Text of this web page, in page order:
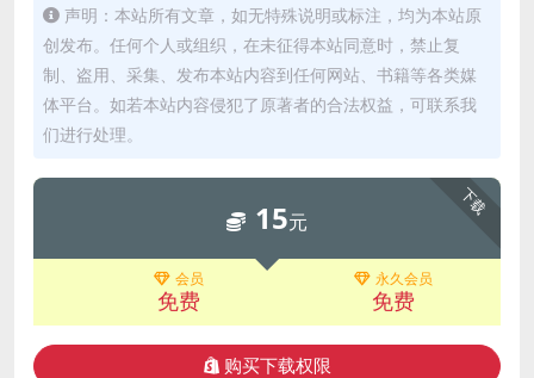
声明：本站所有文章，如无特殊说明或标注，均为本站原
创发布。任何个人或组织，在未征得本站同意时，禁止复
制、盗用、采集、发布本站内容到任何网站、书籍等各类媒
体平台。如若本站内容侵犯了原著者的合法权益，可联系我
们进行处理。
下载
15元
会员
免费
永久会员
免费
购买下载权限